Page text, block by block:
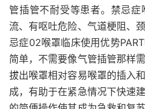
管插管不耐受等患者。禁忌
流、有呕吐危险、气道梗阻、
忌症02喉罩临床使用优势
简单，不需要像气管插管那样
拔出喉罩相对容易喉罩的插入
成，有助于在紧急情况下快速